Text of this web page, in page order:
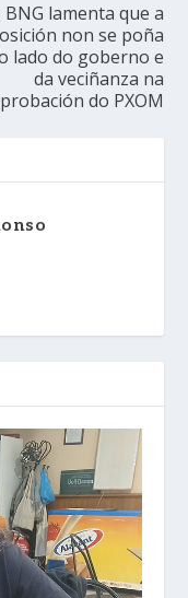
BNG lamenta que a
non se poña
lado do goberno e
da veciñanza na
do PXOM